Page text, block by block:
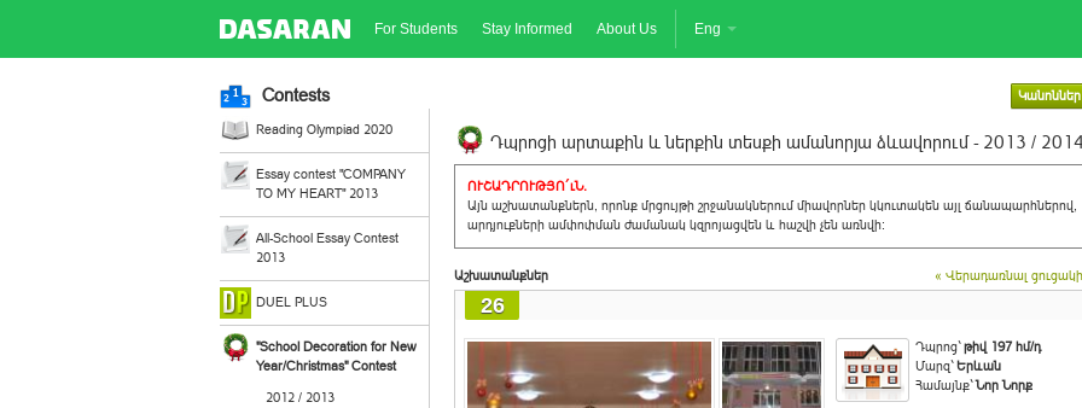
For Students Stay Informed About Us Eng
Contests Կանոններ
Reading Olympiad 2020
Essay contest "COMPANY
TO MY HEART" 2013
All-School Essay Contest
2013
DUEL PLUS
"School Decoration for New
Year/Christmas" Contest
2012 / 2013
Դպրոցի արտաքին և ներքին տեսքի ամանորյա ձևավորում - 2013 / 2014
ՈՒՇԱԴՐՈՒԹՅՈ´ւՆ.
Այն աշխատանքներն, որոնք մրցույթի շրջանակներում միավորներ կկուտակեն այլ ճանապարհներով,
արդյուքների ամփոփման ժամանակ կզրոյացվեն և հաշվի չեն առնվի:
Աշխատանքներ « Վերադառնալ
26
Դպրոց`թիվ 197 հմ/դ
Մարզ`Երևան
Համայնք`Նոր Նորք